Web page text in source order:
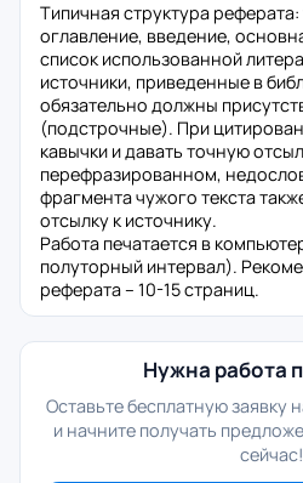
Типичная структура
оглавление, введение,
список использованной
источники, приведенные в
обязательно должны
(подстрочные). При
кавычки и давать точную
перефразированном,
фрагмента чужого текста
отсылку к источнику.
Работа печатается в
полуторный интервал).
реферата – 10-15 страниц.
Нужна работа
Оставьте бесплатную заявку
и начните получать
сейчас!